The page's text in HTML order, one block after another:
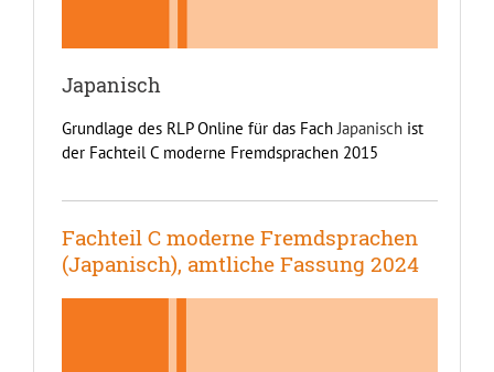
Japanisch
Grundlage des RLP Online für das FachJapanisch ist
der Fachteil C moderne Fremdsprachen 2015
Fachteil C moderne Fremdsprachen
(Japanisch), amtliche Fassung 2024